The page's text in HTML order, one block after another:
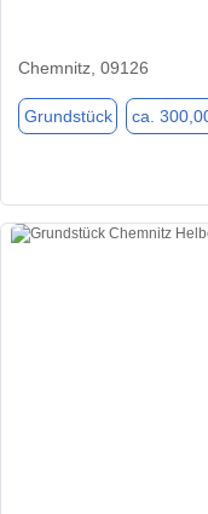
Chemnitz, 09126
Grundstück ca.